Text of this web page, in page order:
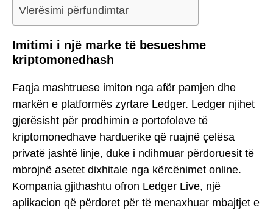
Vlerësimi përfundimtar
Imitimi i një marke të besueshme
kriptomonedhash
Faqja mashtruese imiton nga afër pamjen dhe
markën e platformës zyrtare Ledger. Ledger njihet
gjerësisht për prodhimin e portofoleve të
kriptomonedhave harduerike që ruajnë çelësa
privatë jashtë linje, duke i ndihmuar përdoruesit të
mbrojnë asetet dixhitale nga kërcënimet online.
Kompania gjithashtu ofron Ledger Live, një
aplikacion që përdoret për të menaxhuar mbajtjet e